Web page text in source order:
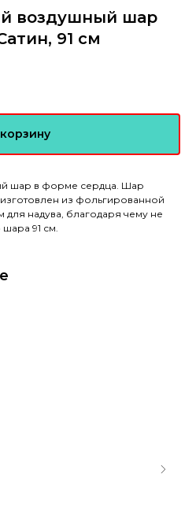
воздушный шар
91 cм
шар в форме сердца. Шар
из фольгированной
надува, благодаря чему не
91 см.